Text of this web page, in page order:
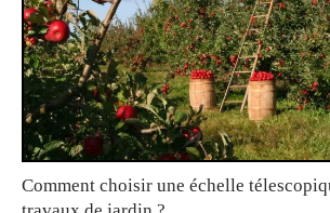
Comment choisir une échelle